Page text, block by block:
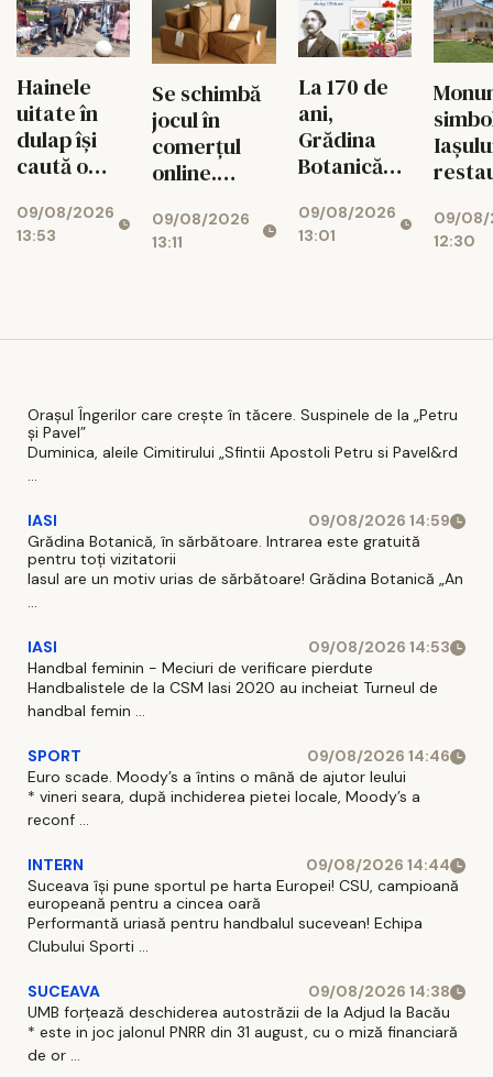
Hainele
uitate în
dulap îşi
caută o
poveste
09/08/2026
13:53
Se schimbă
jocul în
comerțul
online.
magazinelor
românești
09/08/2026
13:11
La 170 de
ani,
Grădina
Botanică
propriul
timbru
09/08/2026
13:01
mai
09/08/
12:30
Orașul Îngerilor care crește în tăcere. Suspinele de la „Petru
și Pavel”
Duminica, aleile Cimitirului „Sfintii Apostoli Petru si Pavel&rd
...
IASI
09/08/2026 14:59
Grădina Botanică, în sărbătoare. Intrarea este gratuită
pentru toți vizitatorii
Iasul are un motiv urias de sărbătoare! Grădina Botanică „An
...
IASI
09/08/2026 14:53
Handbal feminin - Meciuri de verificare pierdute
Handbalistele de la CSM Iasi 2020 au incheiat Turneul de
handbal femin ...
SPORT
09/08/2026 14:46
Euro scade. Moody’s a întins o mână de ajutor leului
* vineri seara, după inchiderea pietei locale, Moody’s a
reconf ...
INTERN
09/08/2026 14:44
Suceava își pune sportul pe harta Europei! CSU, campioană
europeană pentru a cincea oară
Performantă uriasă pentru handbalul sucevean! Echipa
Clubului Sporti ...
SUCEAVA
09/08/2026 14:38
UMB forțează deschiderea autostrăzii de la Adjud la Bacău
* este in joc jalonul PNRR din 31 august, cu o miză financiară
de or ...